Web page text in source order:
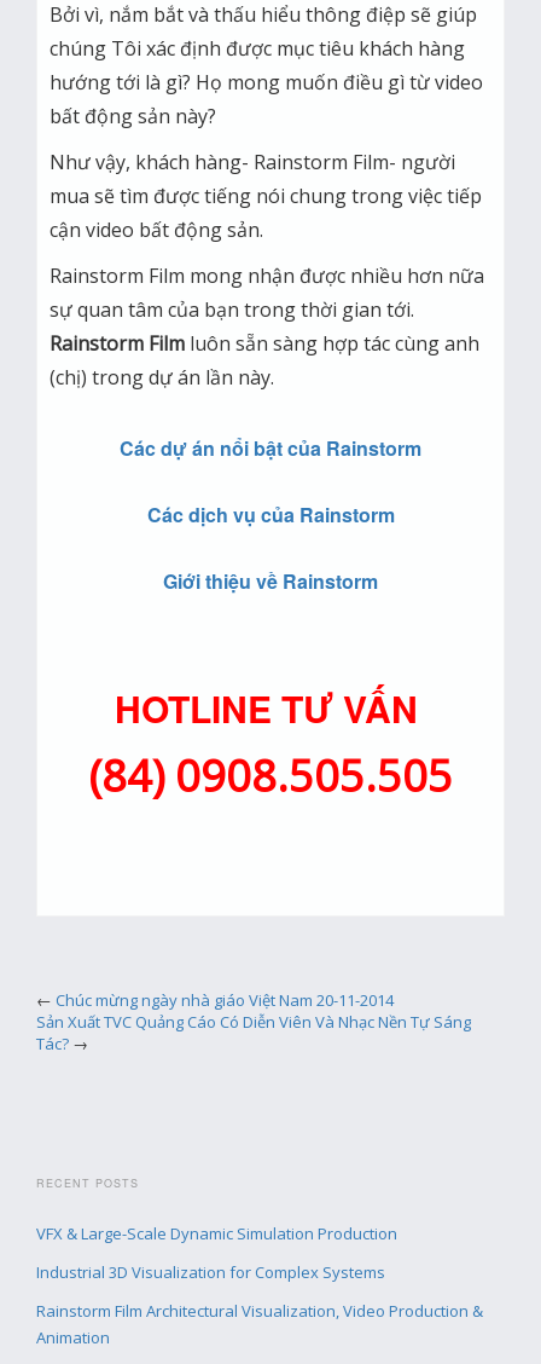
Bởi vì, nắm bắt và thấu hiểu thông điệp sẽ giúp
chúng Tôi xác định được mục tiêu khách hàng
hướng tới là gì? Họ mong muốn điều gì từ video
bất động sản này?
Như vậy, khách hàng- Rainstorm Film- người
mua sẽ tìm được tiếng nói chung trong việc tiếp
cận video bất động sản.
Rainstorm Film mong nhận được nhiều hơn nữa
sự quan tâm của bạn trong thời gian tới.
Rainstorm Film luôn sẵn sàng hợp tác cùng anh
(chị) trong dự án lần này.
Các dự án nổi bật của Rainstorm
Các dịch vụ của Rainstorm
Giới thiệu về Rainstorm
HOTLINE TƯ VẤN
(84) 0908.505.505
← Chúc mừng ngày nhà giáo Việt Nam 20-11-2014
Sản Xuất TVC Quảng Cáo Có Diễn Viên Và Nhạc Nền Tự Sáng
Tác? →
RECENT POSTS
VFX & Large-Scale Dynamic Simulation Production
Industrial 3D Visualization for Complex Systems
Rainstorm Film Architectural Visualization, Video Production &
Animation